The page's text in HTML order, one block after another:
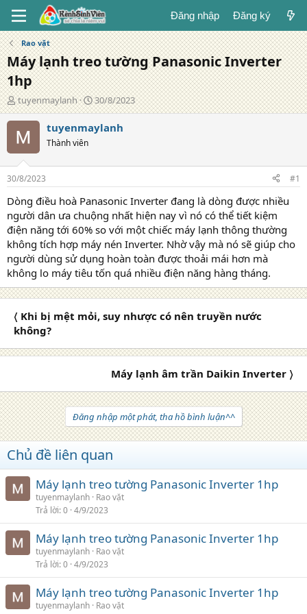
Đăng nhập Đăng ký
Rao vặt
Máy lạnh treo tường Panasonic Inverter
1hp
T
á
c
g
ả
tuyenmaylanh
N
g
à
y
g
30/8/2023
tuyenmaylanh
Thành viên
30/8/2023 #1
Dòng điều hoà Panasonic Inverter đang là dòng được nhiều
người dân ưa chuộng nhất hiện nay vì nó có thể tiết kiệm
điện năng tới 60% so với một chiếc máy lạnh thông thường
không tích hợp máy nén Inverter. Nhờ vậy mà nó sẽ giúp cho
người dùng sử dụng hoàn toàn được thoải mái hơn mà
không lo máy tiêu tốn quá nhiều điện năng hàng tháng.
〈 Khi bị mệt mỏi, suy nhược có nên truyền nước
không?
Máy lạnh âm trần Daikin Inverter 〉
Đăng nhập một phát, tha hồ bình luận^^
Chủ đề liên quan
Máy lạnh treo tường Panasonic Inverter 1hp
tuyenmaylanh Rao vặt
Trả lời 0 4/9/2023
Máy lạnh treo tường Panasonic Inverter 1hp
tuyenmaylanh Rao vặt
Trả lời 0 4/9/2023
Máy lạnh treo tường Panasonic Inverter 1hp
tuyenmaylanh Rao vặt